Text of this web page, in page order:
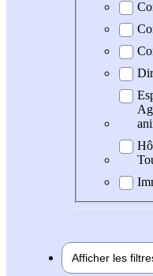
Afficher les